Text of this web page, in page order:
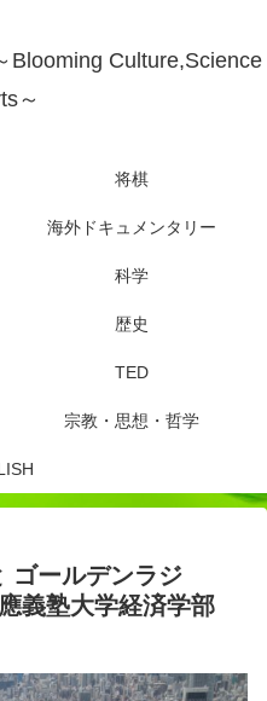
Blooming Culture,Science
～
将棋
海外ドキュメンタリー
科学
歴史
TED
宗教・思想・哲学
ゴールデンラジ
義塾大学経済学部